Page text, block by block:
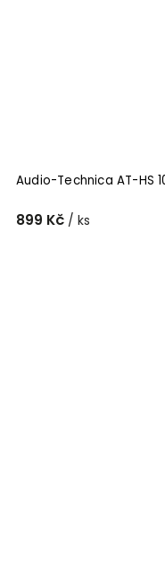
Audio-Technica AT-HS
899 Kč / ks